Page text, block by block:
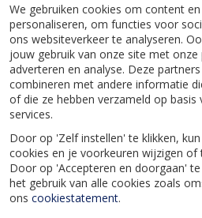
We gebruiken cookies om content
personaliseren, om functies voor
ons websiteverkeer te analyseren.
jouw gebruik van onze site met
adverteren en analyse. Deze
combineren met andere informatie
of die ze hebben verzameld op basis
services.
Door op 'Zelf instellen' te klikken,
cookies en je voorkeuren wijzigen of
Door op 'Accepteren en doorgaan'
het gebruik van alle cookies zoals
ons cookiestatement.
P10,5cm
De
en de
kleur. De
€1,49